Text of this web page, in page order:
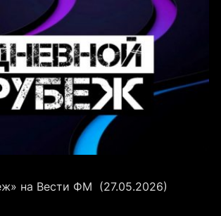
на Вести ФМ (27.05.2026)